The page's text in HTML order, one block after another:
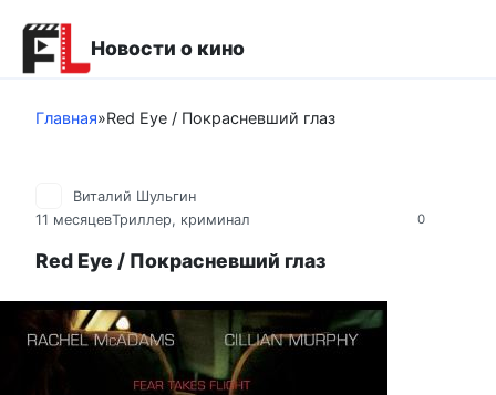
контенту
Новости о кино
Главная»Red Eye / Покрасневший глаз
0
Виталий Шульгин
11 месяцевТриллер, криминал
Red Eye / Покрасневший глаз